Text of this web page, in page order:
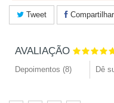
Tweet Compartilhar
AVALIAÇÃO
Depoimentos (8) Dê